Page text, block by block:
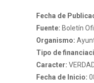
Fecha de
Fuente: Boletín
Organismo:
Tipo de
Caracter:
Fecha de Inicio: